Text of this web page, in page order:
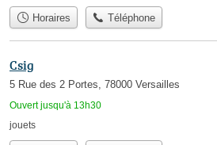
Horaires Téléphone
Csig
5 Rue des 2 Portes, 78000 Versailles
Ouvert jusqu'à 13h30
jouets